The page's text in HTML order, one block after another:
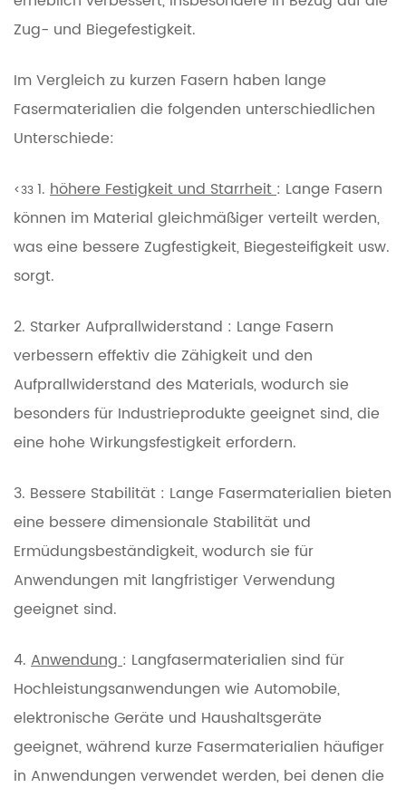
Zug- und Biegefestigkeit.
Im Vergleich zu kurzen Fasern haben lange
Fasermaterialien die folgenden unterschiedlichen
Unterschiede:
<33 1. höhere Festigkeit und Starrheit: Lange Fasern
können im Material gleichmäßiger verteilt werden,
was eine bessere Zugfestigkeit, Biegesteifigkeit usw.
sorgt.
2. Starker Aufprallwiderstand : Lange Fasern
verbessern effektiv die Zähigkeit und den
Aufprallwiderstand des Materials, wodurch sie
besonders für Industrieprodukte geeignet sind, die
eine hohe Wirkungsfestigkeit erfordern.
3. Bessere Stabilität : Lange Fasermaterialien bieten
eine bessere dimensionale Stabilität und
Ermüdungsbeständigkeit, wodurch sie für
Anwendungen mit langfristiger Verwendung
geeignet sind.
4. Anwendung: Langfasermaterialien sind für
Hochleistungsanwendungen wie Automobile,
elektronische Geräte und Haushaltsgeräte
geeignet, während kurze Fasermaterialien häufiger
in Anwendungen verwendet werden, bei denen die